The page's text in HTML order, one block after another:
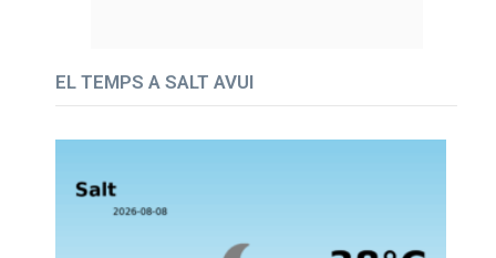
EL TEMPS A SALT AVUI